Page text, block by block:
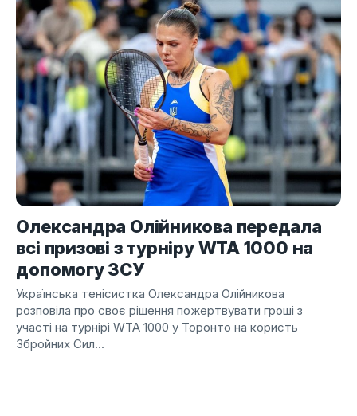
Олександра Олійникова передала
всі призові з турніру WTA 1000 на
допомогу ЗСУ
Українська тенісистка Олександра Олійникова
розповіла про своє рішення пожертвувати гроші з
участі на турнірі WTA 1000 у Торонто на користь
Збройних Сил...